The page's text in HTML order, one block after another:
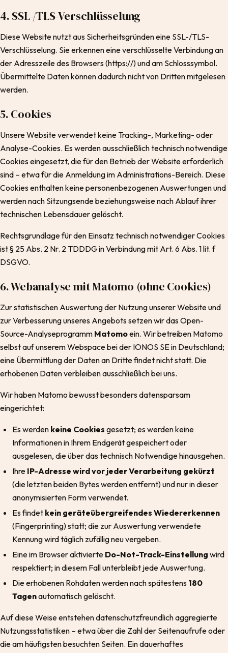
4. SSL-/TLS-Verschlüsselung
Diese Website nutzt aus Sicherheitsgründen eine SSL-/TLS-
Verschlüsselung. Sie erkennen eine verschlüsselte Verbindung an
der Adresszeile des Browsers (https://) und am Schlosssymbol.
Übermittelte Daten können dadurch nicht von Dritten mitgelesen
werden.
5. Cookies
Unsere Website verwendet keine Tracking-, Marketing- oder
Analyse-Cookies. Es werden ausschließlich technisch notwendige
Cookies eingesetzt, die für den Betrieb der Website erforderlich
sind – etwa für die Anmeldung im Administrations-Bereich. Diese
Cookies enthalten keine personenbezogenen Auswertungen und
werden nach Sitzungsende beziehungsweise nach Ablauf ihrer
technischen Lebensdauer gelöscht.
Rechtsgrundlage für den Einsatz technisch notwendiger Cookies
ist § 25 Abs. 2 Nr. 2 TDDDG in Verbindung mit Art. 6 Abs. 1 lit. f
DSGVO.
6. Webanalyse mit Matomo (ohne Cookies)
Zur statistischen Auswertung der Nutzung unserer Website und
zur Verbesserung unseres Angebots setzen wir das Open-
Source-Analyseprogramm Matomoein. Wir betreiben Matomo
selbst auf unserem Webspace bei der IONOS SE in Deutschland;
eine Übermittlung der Daten an Dritte findet nicht statt. Die
erhobenen Daten verbleiben ausschließlich bei uns.
Wir haben Matomo bewusst besonders datensparsam
eingerichtet:
Es werden keine Cookies gesetzt; es werden keine
Informationen in Ihrem Endgerät gespeichert oder
ausgelesen, die über das technisch Notwendige hinausgehen.
Ihre IP-Adresse wird vor jeder Verarbeitung gekürzt
(die letzten beiden Bytes werden entfernt) und nur in dieser
anonymisierten Form verwendet.
Es findet kein geräteübergreifendes Wiedererkennen
(Fingerprinting) statt; die zur Auswertung verwendete
Kennung wird täglich zufällig neu vergeben.
Eine im Browser aktivierte Do-Not-Track-Einstellung wird
respektiert; in diesem Fall unterbleibt jede Auswertung.
Die erhobenen Rohdaten werden nach spätestens 180
Tagenautomatisch gelöscht.
Auf diese Weise entstehen datenschutzfreundlich aggregierte
Nutzungsstatistiken – etwa über die Zahl der Seitenaufrufe oder
die am häufigsten besuchten Seiten. Ein dauerhaftes